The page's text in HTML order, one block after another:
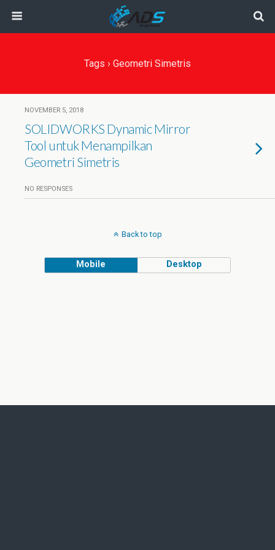
Tags › Geometri Simetris
NOVEMBER 5, 2018
SOLIDWORKS Dynamic Mirror
Tool untuk Menampilkan
Geometri Simetris
NO RESPONSES
Back to top
Mobile Desktop